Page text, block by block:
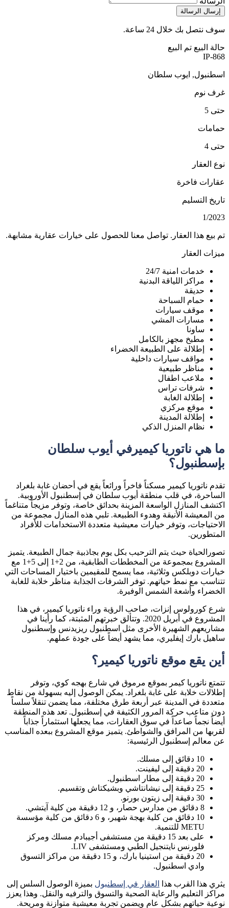
إرسال الرسالة
سوف نتصل بك خلال 24 ساعة.
حالة البيع تم البيع
IP-868
اسطنبول, ايوب سلطان
غرف نوم
حتى 5
حمامات
حتى 4
نوع العقار
عقارات فاخرة
تاريخ التسليم
1/2023
تم بيع هذا العقار. تواصل معنا للحصول على خيارات عقارية مشابهة.
ميزات العقار
خدمات امنية 24/7
مراكز اللياقة البدنية
حديقة
حمام السباحة
موقف سيارات
مسارات المشي
ساونا
مطبخ مجهز بالكامل
إطلالة على الطبيعة الخضراء
مواقف سيارات داخلية
مناظر طبيعية
ملاعب اطفال
شرفات تراس
إطلالة الغابة
موقع مركزي
إطلالة المدينة
نظام المنزل الذكي
ما هي ناتوريا كيميرفي أيوب سلطان
بإسطنبول؟
تقدم ناتوريا كيمير مسكناً فاخراً ورائعاً يقع في أحضان غابة بلغراد
الساحرة، في قلب منطقة أيوب سلطان في إسطنبول الأوروبية.
اكتشف المنازل الواسعة المزينة بحدائق خاصة، وتوفر مزيجاً متناغماً
من المعيشة الأنيقة وهدوء الطبيعة. تلبي هذه المنازل مجموعة من
الاحتياجات، وتوفر خيارات معيشية متعددة الاستخدامات للأفراد
المتطورين.
تصورالحياة حيث يتم الترحيب بكل يوم بجاذبية جمال الطبيعة. يتميز
المشروع بمجموعة من المخططات الطابقية، من 2+1 إلى 5+1 مع
خيارات دوبلكس وثلاثية، مما يسمح للمقيمين باختيار المساحات التي
تتناسب مع نمط حياتهم. توفر الشرفات الجذابة مناظر خلابة للغابة
الخضراء وأشعة الشمس الوفيرة.
شرع كورولوس إنزات، صاحب الرؤية وراء ناتوريا كيمير، في هذا
المشروع في أبريل 2020. وتتألق خبرتهم المثبتة، كما رأينا في
مشاريعهم الشهيرة الأخرى مثل اسطنبول ريزيدنس وإسطنبول
ساهيل بارك إيفليري، مما يشهد أيضاً على جودة عملهم.
أين يقع موقع ناتوريا كيمير؟
تتمتع ناتوريا كيمر بموقع مرموق في شارع بهجه كوي، وتوفر
إطلالات خلابة على غابة بلغراد. يمكن الوصول إليه بسهولة من نقاط
متعددة في المدينة عبر أربعة طرق مختلفة، مما يضمن تنقلاً سلساً
دون متاعب حركة المرور الكثيفة في إسطنبول. تعد هذه المنطقة
أيضاً نجماً صاعداً في سوق العقارات، مما يجعلها استثماراً جذاباً
لقربها من المرافق والشواطئ. يتميز موقع المشروع ببعده المناسب
عن معالم إسطنبول الرئيسية:
10 دقائق إلى مسلك.
20 دقيقة إلى ليفينت.
20 دقيقة إلى مطار اسطنبول.
25 دقيقة إلى نيشانتاشي وبشيكتاش وتقسيم.
30 دقيقة إلى زيتون بورنو.
8 دقائق من مدارس حصار، و 12 دقيقة من كلية آيتشي.
10 دقائق من كلية بهجة شهير، و 6 دقائق من كلية مؤسسة
METU للتنمية.
على بعد 15 دقيقة من مستشفى أجيبادم مسلك ومركز
فلورنس نايتنجيل الطبي ومستشفى LIV.
20 دقيقة من استينيا بارك، و 15 دقيقة من مراكز التسوق
وادي اسطنبول.
يثري هذا القرب هذا العقار في إسطنبول بميزة الوصول السلس إلى
مراكز التعليم والرعاية الصحية والتسوق والترفيه والنقل. وهذا يعزز
نوعية حياتهم بشكل عام ويضمن تجربة معيشية متوازنة ومريحة.